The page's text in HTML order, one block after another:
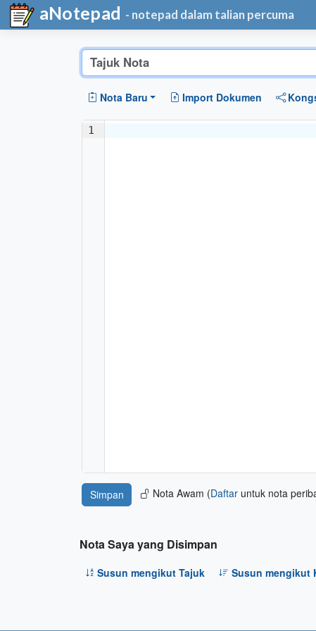
aNotepad - notepad dalam talian percuma
Nota Baru Import Dokumen
1
Nota Awam (Daftaruntuk nota
Nota Saya yang Disimpan
Susun mengikut Tajuk Susun mengikut